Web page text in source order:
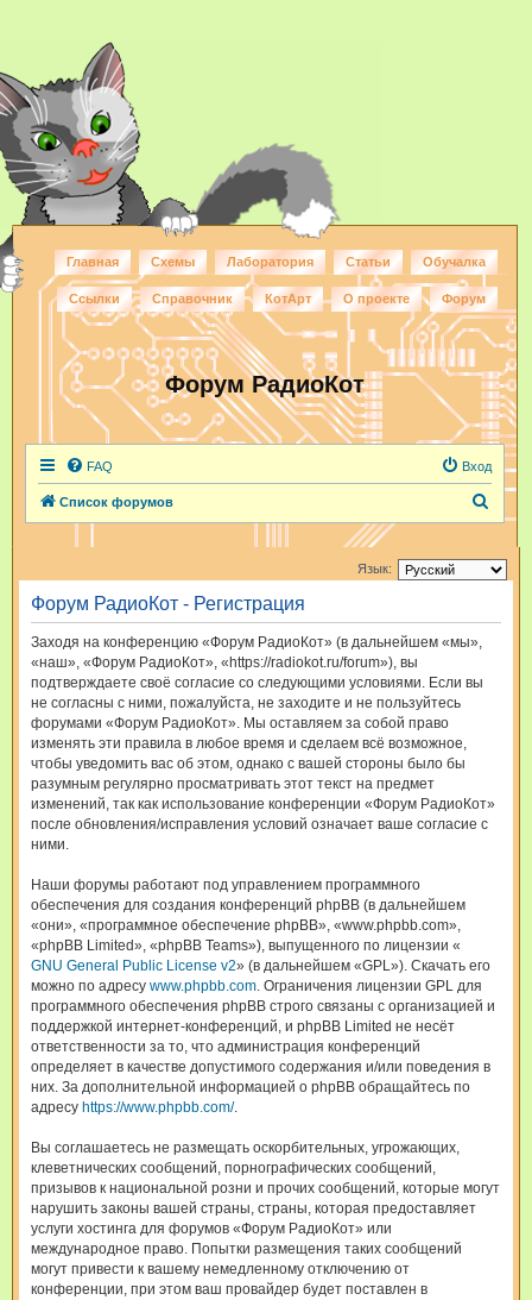
Главная Схемы Лаборатория Статьи Обучалка
Ссылки Справочник КотАрт О проекте Форум
Форум РадиоКот
FAQ Вход
Список форумов
и
Язык:
Форум РадиоКот - Регистрация
Заходя на конференцию «Форум РадиоКот» (в дальнейшем «мы»,
«наш», «Форум РадиоКот», «https://radiokot.ru/forum»), вы
подтверждаете своё согласие со следующими условиями. Если вы
не согласны с ними, пожалуйста, не заходите и не пользуйтесь
форумами «Форум РадиоКот». Мы оставляем за собой право
изменять эти правила в любое время и сделаем всё возможное,
чтобы уведомить вас об этом, однако с вашей стороны было бы
разумным регулярно просматривать этот текст на предмет
изменений, так как использование конференции «Форум РадиоКот»
после обновления/исправления условий означает ваше согласие с
ними.
Наши форумы работают под управлением программного
обеспечения для создания конференций phpBB (в дальнейшем
«они», «программное обеспечение phpBB», «www.phpbb.com»,
«phpBB Limited», «phpBB Teams»), выпущенного по лицензии «
GNU General Public License v2» (в дальнейшем «GPL»). Скачать его
можно по адресу www.phpbb.com. Ограничения лицензии GPL для
программного обеспечения phpBB строго связаны с организацией и
поддержкой интернет-конференций, и phpBB Limited не несёт
ответственности за то, что администрация конференций
определяет в качестве допустимого содержания и/или поведения в
них. За дополнительной информацией о phpBB обращайтесь по
адресу https://www.phpbb.com/.
Вы соглашаетесь не размещать оскорбительных, угрожающих,
клеветнических сообщений, порнографических сообщений,
призывов к национальной розни и прочих сообщений, которые могут
нарушить законы вашей страны, страны, которая предоставляет
услуги хостинга для форумов «Форум РадиоКот» или
международное право. Попытки размещения таких сообщений
могут привести к вашему немедленному отключению от
конференции, при этом ваш провайдер будет поставлен в